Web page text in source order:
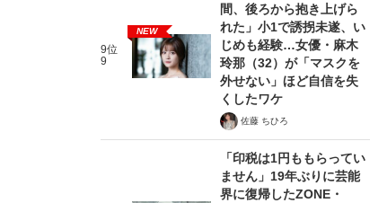
9位
9
NEW
間、後ろから抱き上げら
れた」小1で誘拐未遂、い
じめも経験…女優・麻木
玲那（32）が「マスクを
外せない」ほど自信を失
くしたワケ
佐藤 ちひろ
「印税は1円ももらってい
ません」19年ぶりに芸能
界に復帰したZONE・